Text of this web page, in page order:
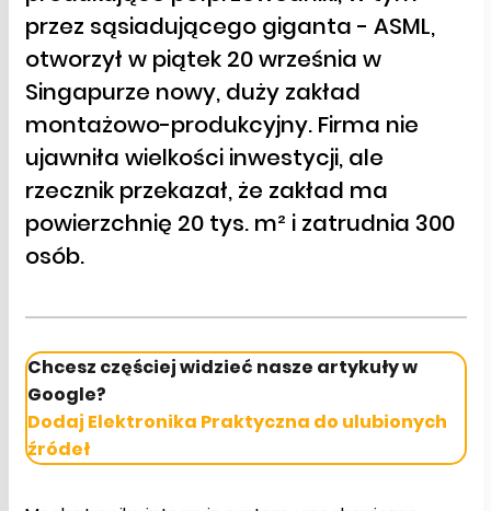
przez sąsiadującego giganta - ASML,
otworzył w piątek 20 września w
Singapurze nowy, duży zakład
montażowo-produkcyjny. Firma nie
ujawniła wielkości inwestycji, ale
rzecznik przekazał, że zakład ma
powierzchnię 20 tys. m² i zatrudnia 300
osób.
Chcesz częściej widzieć nasze artykuły w
Google?
Dodaj Elektronika Praktyczna do ulubionych
źródeł